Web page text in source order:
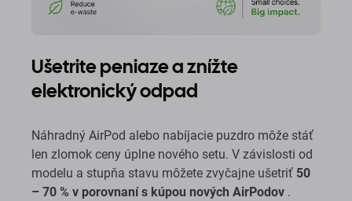
Ušetrite peniaze a znížte
elektronický odpad
Náhradný AirPod alebo nabíjacie puzdro môže stáť
len zlomok ceny úplne nového setu. V závislosti od
modelu a stupňa stavu môžete zvyčajne ušetriť 50
– 70 % v porovnaní s kúpou nových AirPodov .